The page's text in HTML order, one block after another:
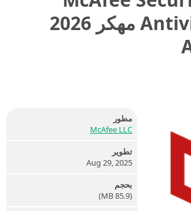
Antivirus VPN مهكر 2026
مطور
McAfee LLC
تطوير
Aug 29, 2025
بحجم
(85.9 MB)